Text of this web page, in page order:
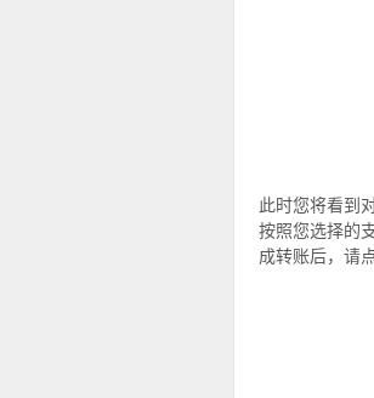
此时您将看到
按照您选择的
成转账后，请